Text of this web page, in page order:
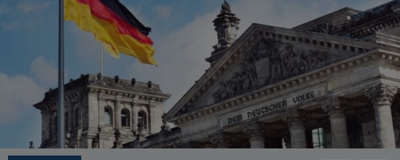
CONTACT
Çerez Politikası